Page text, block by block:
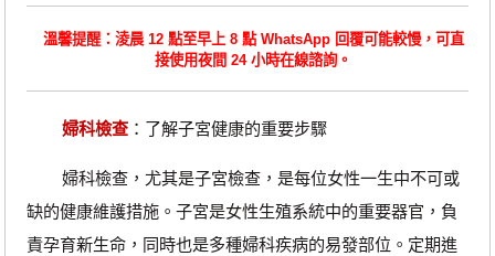
溫馨提醒：淩晨 12 點至早上 8 點 WhatsApp 回覆可能較慢，可直
接使用夜間 24 小時在線諮詢。
婦科檢查：了解子宮健康的重要步驟
婦科檢查，尤其是子宮檢查，是每位女性一生中不可或
缺的健康維護措施。子宮是女性生殖系統中的重要器官，負
責孕育新生命，同時也是多種婦科疾病的易發部位。定期進